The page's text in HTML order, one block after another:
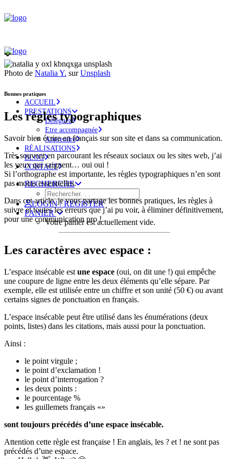
ACCUEIL
PRESTATIONS
Déléguez
Etre accompagnée
Apprendre
RÉALISATIONS
BLOG
CONTACT
RECHERCHE
LOGIN / REGISTER
PANIER
Votre panier est actuellement vide.
Photo de Natalia Y. surUnsplash
Bonnes pratiques
Les règles typographiques
Savoir bien écrire en français sur son site et dans sa communication.
Très souvent en parcourant les réseaux sociaux ou les sites web, j’ai
les yeux qui saignent… oui oui !
Si l’orthographe est importante, les règles typographiques n’en sont
pas moins essentielles.
Dans cet article, je vous partage les bonnes pratiques, les règles à
suivre et toutes les erreurs que j’ai pu voir, à éliminer définitivement,
pour une communication pro !
Les caractères avec espace :
L’espace insécable est une espace (oui, on dit une !) qui empêche
une coupure de ligne entre les deux éléments qu’elle sépare. Par
exemple, elle est utilisée entre un chiffre et son unité (50 €) ou avant
certains signes de ponctuation en français.
L’espace insécable peut être utilisé dans les énumérations (deux
points, listes) dans les citations, mais aussi pour la ponctuation.
Ainsi :
le point virgule ;
le point d’exclamation !
le point d’interrogation ?
les deux points :
le pourcentage %
les guillemets français «»
sont toujours précédés d’une espace insécable.
Attention cette règle est française ! En anglais, les ? et ! ne sont pas
précédés d’une espace.